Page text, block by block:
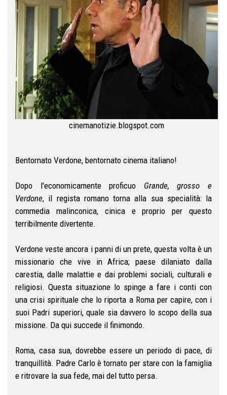
cinemanotizie.blogspot.com
Bentornato Verdone, bentornato cinema italiano!
Dopo l'economicamente proficuo Grande, grosso e
Verdone, il regista romano torna alla sua specialità: la
commedia malinconica, cinica e proprio per questo
terribilmente divertente.
Verdone veste ancora i panni di un prete, questa volta è un
missionario che vive in Africa; paese dilaniato dalla
carestia, dalle malattie e dai problemi sociali, culturali e
religiosi. Questa situazione lo spinge a fare i conti con
una crisi spirituale che lo riporta a Roma per capire, con i
suoi Padri superiori, quale sia davvero lo scopo della sua
missione. Da qui succede il finimondo.
Roma, casa sua, dovrebbe essere un periodo di pace, di
tranquillità. Padre Carlo è tornato per stare con la famiglia
e ritrovare la sua fede, mai del tutto persa.